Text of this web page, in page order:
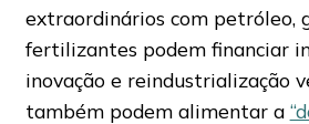
extraordinários com petróleo,
fertilizantes podem financiar
inovação e reindustrialização
também podem alimentar a